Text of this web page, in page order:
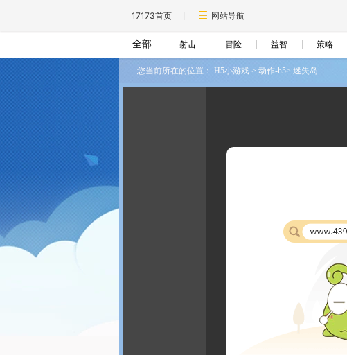
17173首页 网站导航
全部 射击 冒险 益智 策略
您当前所在的位置： H5小游戏 > 动作-h5> 迷失岛